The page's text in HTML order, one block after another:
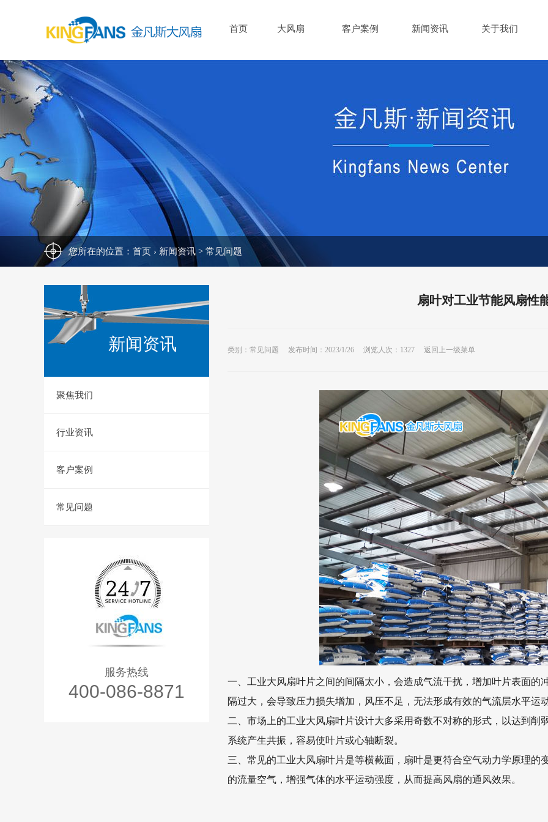
首页 大风扇 客户案例 新闻资讯 关于我们
您所在的位置： 首页 › 新闻资讯 > 常见问题
新闻资讯
聚焦我们
行业资讯
客户案例
常见问题
服务热线
400-086-8871
扇叶对工业节能风扇性
类别：常见问题 发布时间：2023/1/26 浏览人次：1327 返回上一级菜单
一、 工业大风扇叶片之间的间隔太小，会造成气流干扰，增加叶片表面的
隔过大，会导致压力损失增加，风压不足，无法形成有效的气流层水平运
二、市场上的工业大风扇叶片设计大多采用奇数不对称的形式，以达到削
系统产生共振，容易使叶片或心轴断裂。
三、常见的工业大风扇叶片是等横截面，扇叶是更符合空气动力学原理的
的流量空气，增强气体的水平运动强度，从而提高风扇的通风效果。